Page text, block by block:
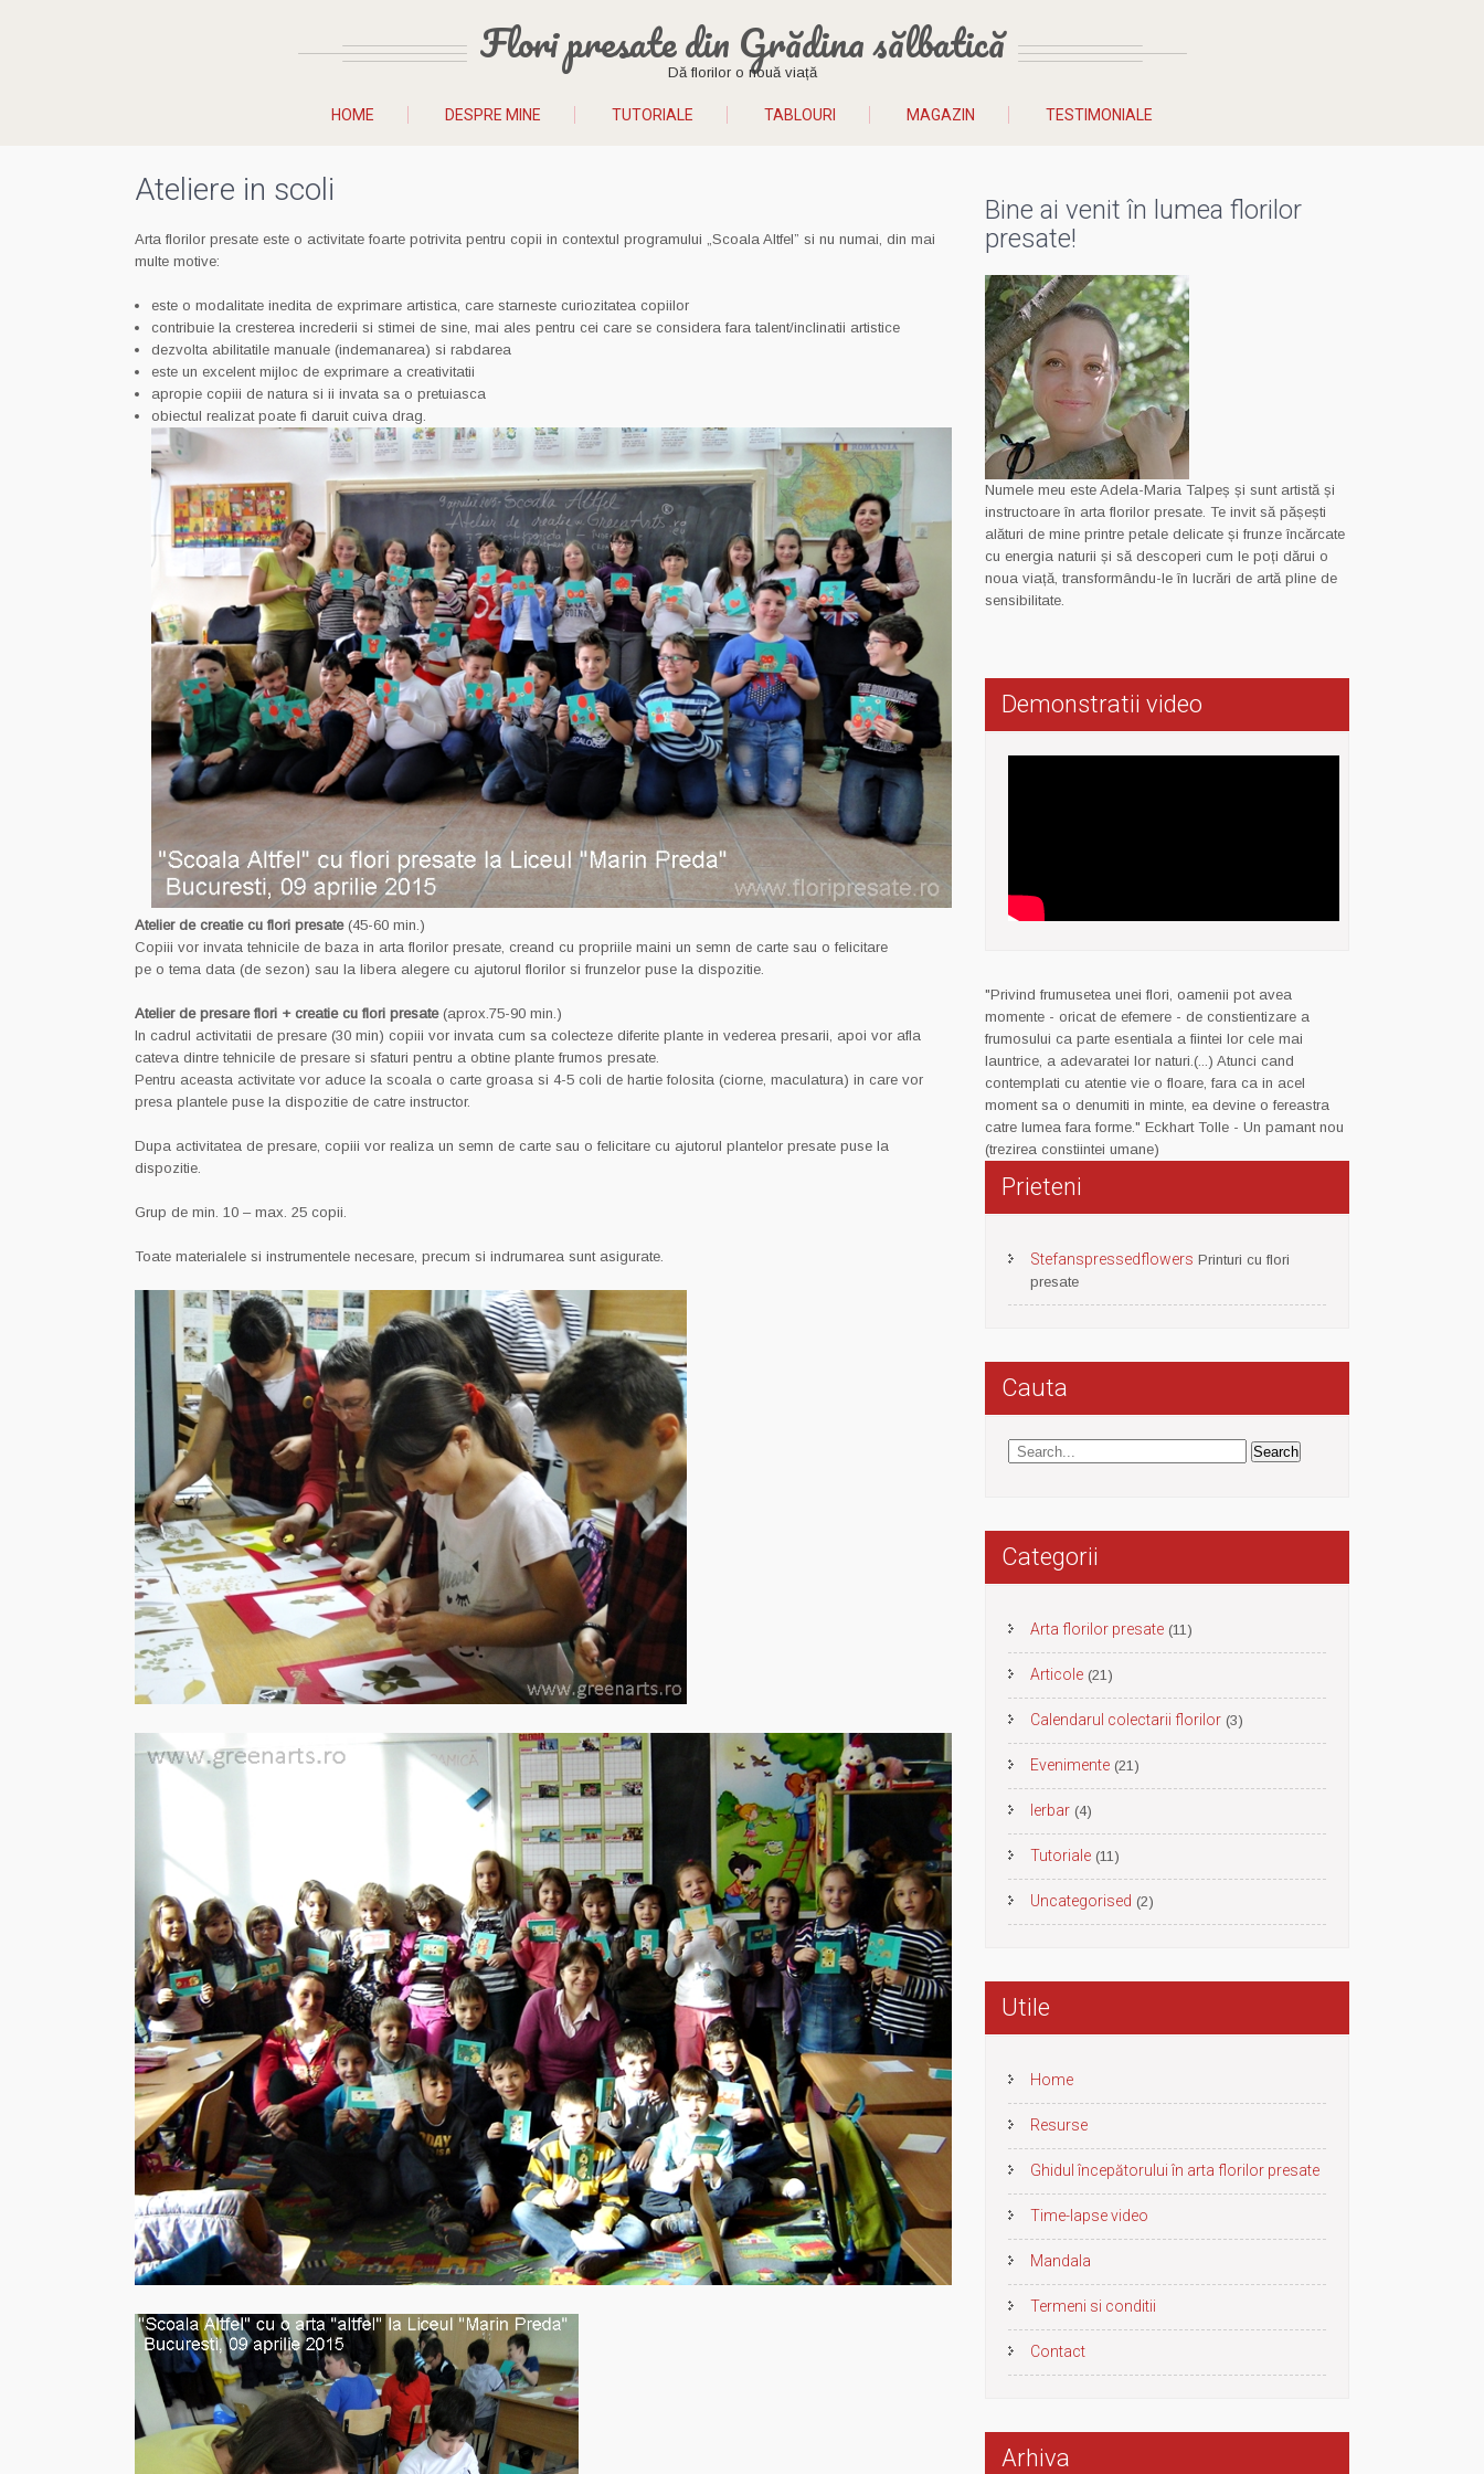
Flori presate din Grădina sălbatică
Dă florilor o nouă viață
HOME DESPRE MINE TUTORIALE TABLOURI MAGAZIN TESTIMONIALE
Ateliere in scoli
Arta florilor presate este o activitate foarte potrivita pentru copii in contextul programului „Scoala Altfel” si nu numai, din mai
multe motive:
este o modalitate inedita de exprimare artistica, care starneste curiozitatea copiilor
contribuie la cresterea increderii si stimei de sine, mai ales pentru cei care se considera fara talent/inclinatii artistice
dezvolta abilitatile manuale (indemanarea) si rabdarea
este un excelent mijloc de exprimare a creativitatii
apropie copiii de natura si ii invata sa o pretuiasca
obiectul realizat poate fi daruit cuiva drag.
Atelier de creatie cu flori presate(45-60 min.)
Copiii vor invata tehnicile de baza in arta florilor presate, creand cu propriile maini un semn de carte sau o felicitare
pe o tema data (de sezon) sau la libera alegere cu ajutorul florilor si frunzelor puse la dispozitie.
Atelier de presare flori + creatie cu flori presate (aprox.75-90 min.)
In cadrul activitatii de presare (30 min) copiii vor invata cum sa colecteze diferite plante in vederea presarii, apoi vor afla
cateva dintre tehnicile de presare si sfaturi pentru a obtine plante frumos presate.
Pentru aceasta activitate vor aduce la scoala o carte groasa si 4-5 coli de hartie folosita (ciorne, maculatura) in care vor
presa plantele puse la dispozitie de catre instructor.
Dupa activitatea de presare, copiii vor realiza un semn de carte sau o felicitare cu ajutorul plantelor presate puse la
dispozitie.
Grup de min. 10 – max. 25 copii.
Toate materialele si instrumentele necesare, precum si indrumarea sunt asigurate.
Bine ai venit în lumea florilor
presate!
Numele meu este Adela-Maria Talpeș și sunt artistă și
instructoare în arta florilor presate. Te invit să pășești
alături de mine printre petale delicate și frunze încărcate
cu energia naturii și să descoperi cum le poți dărui o
noua viață, transformându-le în lucrări de artă pline de
sensibilitate.
Demonstratii video
"Privind frumusetea unei flori, oamenii pot avea
momente - oricat de efemere - de constientizare a
frumosului ca parte esentiala a fiintei lor cele mai
launtrice, a adevaratei lor naturi.(...) Atunci cand
contemplati cu atentie vie o floare, fara ca in acel
moment sa o denumiti in minte, ea devine o fereastra
catre lumea fara forme." Eckhart Tolle - Un pamant nou
(trezirea constiintei umane)
Prieteni
Stefanspressedflowers Printuri cu flori
presate
Cauta
Categorii
Arta florilor presate (11)
Articole (21)
Calendarul colectarii florilor (3)
Evenimente (21)
Ierbar (4)
Tutoriale (11)
Uncategorised (2)
Utile
Home
Resurse
Ghidul începătorului în arta florilor presate
Time-lapse video
Mandala
Termeni si conditii
Contact
Arhiva